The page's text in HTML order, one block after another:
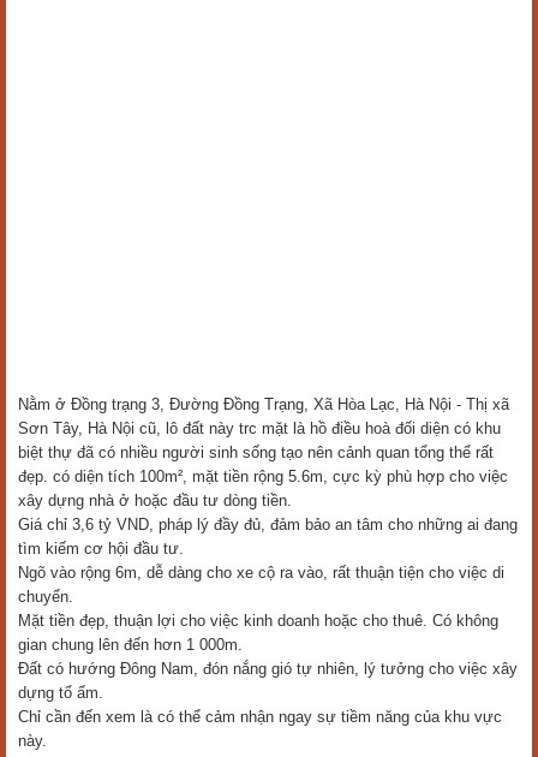
Nằm ở Đồng trạng 3, Đường Đồng Trạng, Xã Hòa Lạc, Hà Nội - Thị xã
Sơn Tây, Hà Nội cũ, lô đất này trc mặt là hồ điều hoà đối diện có khu
biệt thự đã có nhiều người sinh sống tạo nên cảnh quan tổng thể rất
đẹp. có diện tích 100m², mặt tiền rộng 5.6m, cực kỳ phù hợp cho việc
xây dựng nhà ở hoặc đầu tư dòng tiền.
Giá chỉ 3,6 tỷ VND, pháp lý đầy đủ, đảm bảo an tâm cho những ai đang
tìm kiếm cơ hội đầu tư.
Ngõ vào rộng 6m, dễ dàng cho xe cộ ra vào, rất thuận tiện cho việc di
chuyển.
Mặt tiền đẹp, thuận lợi cho việc kinh doanh hoặc cho thuê. Có không
gian chung lên đến hơn 1 000m.
Đất có hướng Đông Nam, đón nắng gió tự nhiên, lý tưởng cho việc xây
dựng tổ ấm.
Chỉ cần đến xem là có thể cảm nhận ngay sự tiềm năng của khu vực
này.